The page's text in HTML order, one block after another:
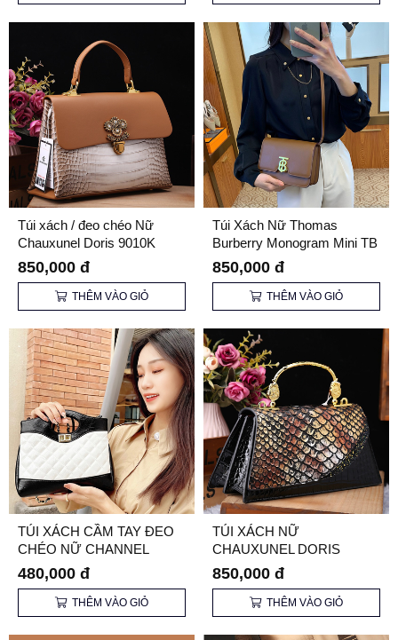
Túi xách / đeo chéo Nữ
Chauxunel Doris 9010K
Chính Hãng
850,000 đ
THÊM VÀO GIỎ
Túi Xách Nữ Thomas
Burberry Monogram Mini TB
850,000 đ
THÊM VÀO GIỎ
TÚI XÁCH CẦM TAY ĐEO
CHÉO NỮ CHANNEL
CHẦN TRÁM 31 BAG
480,000 đ
THÊM VÀO GIỎ
TÚI XÁCH NỮ
CHAUXUNEL DORIS
CD6989 CHÍNH HÃNG
850,000 đ
THÊM VÀO GIỎ